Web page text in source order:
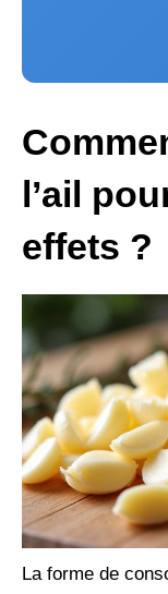
l’ail
effets ?
La forme de